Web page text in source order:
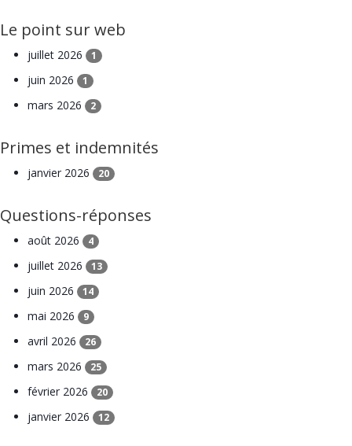
Le point sur web
juillet 2026 1
juin 2026 1
mars 2026 2
Primes et indemnités
janvier 2026 20
Questions-réponses
août 2026 4
juillet 2026 13
juin 2026 14
mai 2026 9
avril 2026 26
mars 2026 25
février 2026 20
janvier 2026 12